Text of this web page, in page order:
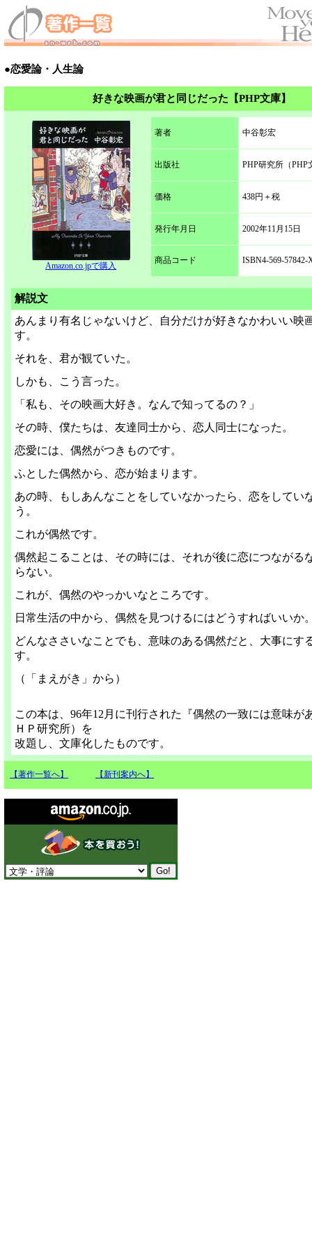
●恋愛論・人生論
好きな映画が君と同じだった【PHP文庫】
Amazon.co.jpで購入
著者 中谷彰宏
出版社 PHP研究所（PHP
価格 438円＋税
発行年月日 2002年11月15日
商品コード ISBN4-569-57842-
解説文
あんまり有名じゃないけど、自分だけが好きなかわいい映
す。
それを、君が観ていた。
しかも、こう言った。
「私も、その映画大好き。なんで知ってるの？」
その時、僕たちは、友達同士から、恋人同士になった。
恋愛には、偶然がつきものです。
ふとした偶然から、恋が始まります。
あの時、もしあんなことをしていなかったら、恋をしてい
う。
これが偶然です。
偶然起こることは、その時には、それが後に恋につながる
らない。
これが、偶然のやっかいなところです。
日常生活の中から、偶然を見つけるにはどうすればいいか
どんなささいなことでも、意味のある偶然だと、大事にす
す。
（「まえがき」から）
この本は、96年12月に刊行された『偶然の一致には意味が
ＨＰ研究所）を
改題し、文庫化したものです。
【著作一覧へ】 【新刊案内へ】